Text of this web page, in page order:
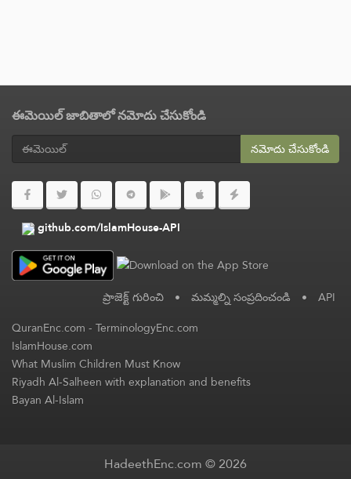
ఈమెయిల్ జాబితాలో నమోదు చేసుకోండి
నమోదు చేసుకోండి
github.com/IslamHouse-API
ప్రాజెక్ట్ గురించి • మమ్మల్ని సంప్రదించండి • API
QuranEnc.com-TerminologyEnc.com
IslamHouse.com
What Muslim Children Must Know
Riyadh Al-Salheen with explanation and benefits
Bayan Al-Islam
HadeethEnc.com © 2026